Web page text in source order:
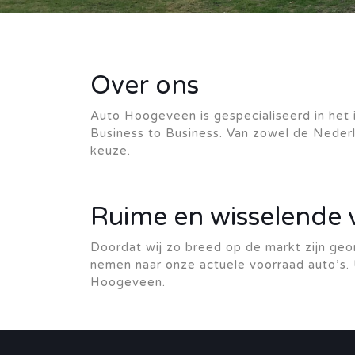
Over ons
Auto Hoogeveen is gespecialiseerd in het
Business to Business. Van zowel de
keuze.
Ruime en wisselende
Doordat wij zo breed op de markt zijn
nemen naar onze actuele voorraad
Hoogeveen.